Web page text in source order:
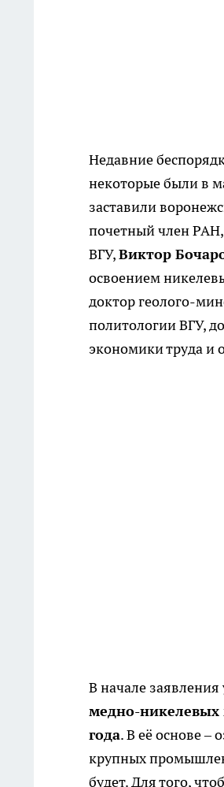
Недавние
некоторые были в
заставили
почетный член
ВГУ,Виктор
освоением
доктор геолого-
политологии ВГУ,
экономики труда и
В начале
медно-никелевых
года. В её основе –
крупных
будет. Для того,